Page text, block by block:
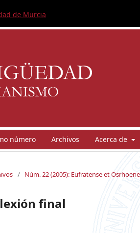
número Archivos Acerca de
/ Núm. 22 (2005): Eufratense et
final